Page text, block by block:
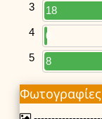
3
18
4
0
5
8
Φωτογραφίες